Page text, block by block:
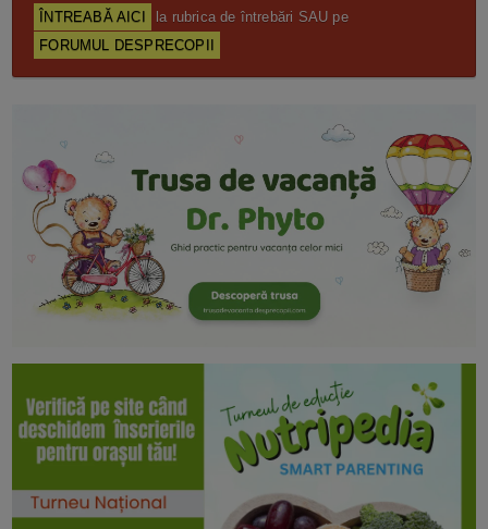
ÎNTREABĂ AICI
la rubrica de întrebări SAU pe
FORUMUL DESPRECOPII